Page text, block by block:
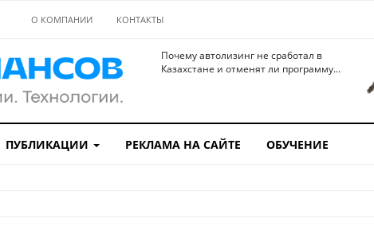
О КОМПАНИИ КОНТАКТЫ
Почему автолизинг не сработал в
Казахстане и отменят ли программу...
ПУБЛИКАЦИИ РЕКЛАМА НА САЙТЕ ОБУЧЕНИЕ